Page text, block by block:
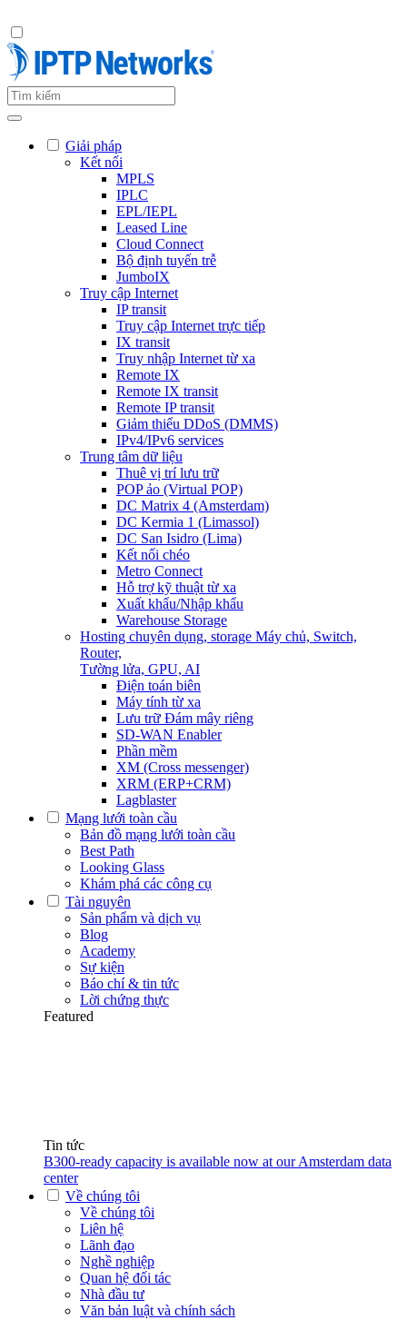
Giải pháp
Kết nối
MPLS
IPLC
EPL/IEPL
Leased Line
Cloud Connect
Bộ định tuyến trễ
JumboIX
Truy cập Internet
IP transit
Truy cập Internet trực tiếp
IX transit
Truy nhập Internet từ xa
Remote IX
Remote IX transit
Remote IP transit
Giảm thiểu DDoS (DMMS)
IPv4/IPv6 services
Trung tâm dữ liệu
Thuê vị trí lưu trữ
POP ảo (Virtual POP)
DC Matrix 4 (Amsterdam)
DC Kermia 1 (Limassol)
DC San Isidro (Lima)
Kết nối chéo
Metro Connect
Hỗ trợ kỹ thuật từ xa
Xuất khẩu/Nhập khẩu
Warehouse Storage
Hosting chuyên dụng, storage Máy chủ, Switch,
Router,
Tường lửa, GPU, AI
Điện toán biên
Máy tính từ xa
Lưu trữ Đám mây riêng
SD-WAN Enabler
Phần mềm
XM (Cross messenger)
XRM (ERP+CRM)
Lagblaster
Mạng lưới toàn cầu
Bản đồ mạng lưới toàn cầu
Best Path
Looking Glass
Khám phá các công cụ
Tài nguyên
Sản phẩm và dịch vụ
Blog
Academy
Sự kiện
Báo chí & tin tức
Lời chứng thực
Featured
Tin tức
B300-ready capacity is available now at our Amsterdam data
center
Về chúng tôi
Về chúng tôi
Liên hệ
Lãnh đạo
Nghề nghiệp
Quan hệ đối tác
Nhà đầu tư
Văn bản luật và chính sách